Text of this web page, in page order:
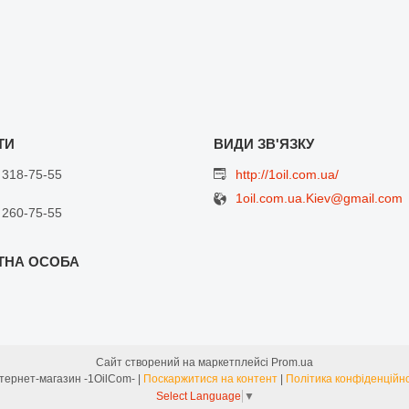
75-55
75-55
http://1oil.com.ua/
1oil.com.ua.Kiev@gmail.com
Сайт створений на маркетплейсі Prom.ua
Поскаржитися на контент
Політика
Select Language ▼